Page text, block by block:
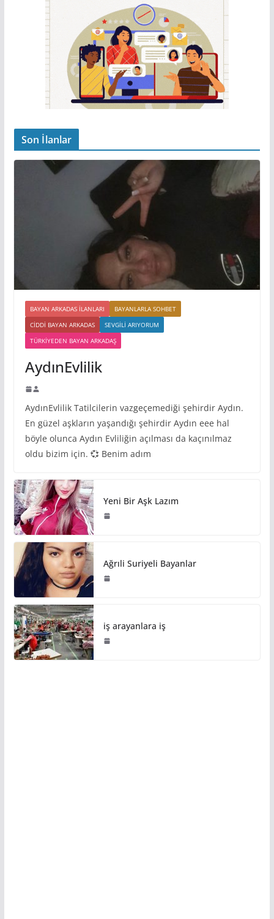
Son İlanlar
BAYAN ARKADAS ILANLARI
BAYANLARLA SOHBET
CIDDI BAYAN ARKADAS
SEVGILI ARIYORUM
TÜRKIYEDEN BAYAN ARKADAŞ
AydınEvlilik
AydınEvlilik Tatilcilerin vazgeçemediği şehirdir Aydın.
En güzel aşkların yaşandığı şehirdir Aydın eee hal
böyle olunca Aydın Evliliğin açılması da kaçınılmaz
oldu bizim için. 💞 Benim adım
Yeni Bir Aşk Lazım
Ağrıli Suriyeli Bayanlar
iş arayanlara iş